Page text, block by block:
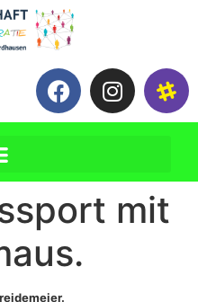
mit